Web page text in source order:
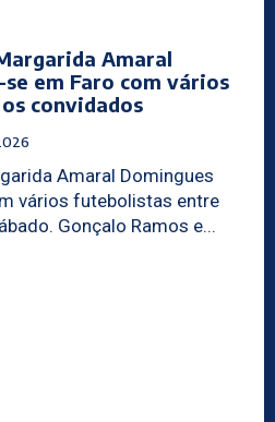
Amaral
em Faro com vários
convidados
Amaral Domingues
vários futebolistas entre
os convidados, este sábado. Gonçalo Ramos e...